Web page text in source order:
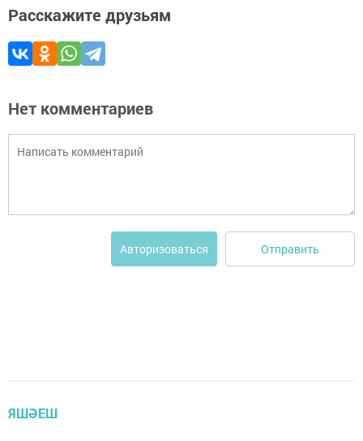
Расскажите друзьям
Нет комментариев
Авторизоваться Отправить
ЯШӘЕШ